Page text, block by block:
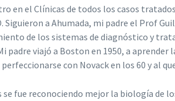
en el Clínicas de todos los casos
Siguieron a Ahumada, mi padre el Prof
de los sistemas de diagnóstico y
padre viajó a Boston en 1950, a aprender
perfeccionarse con Novack en los 60 y al
se fue reconociendo mejor la biología de